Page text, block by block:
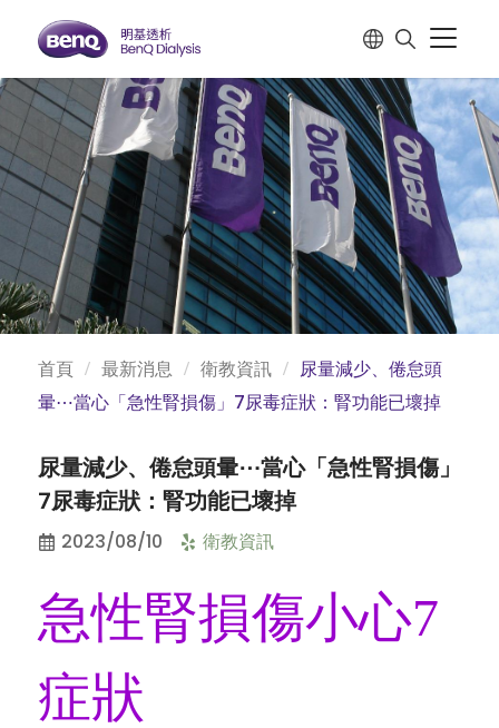
首頁 最新消息 衛教資訊
尿量減少、倦怠頭
暈⋯當心「急性腎損傷」7尿毒症狀：腎功能已壞掉
尿量減少、倦怠頭暈⋯當心「急性腎損傷」
7尿毒症狀：腎功能已壞掉
2023/08/10 衛教資訊
急性腎損傷小心7
症狀